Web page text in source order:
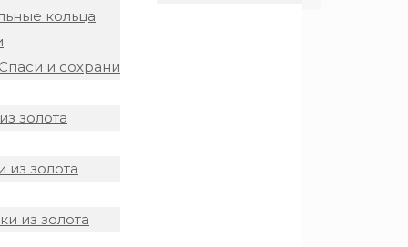
кольца
и сохрани
золота
из золота
из золота